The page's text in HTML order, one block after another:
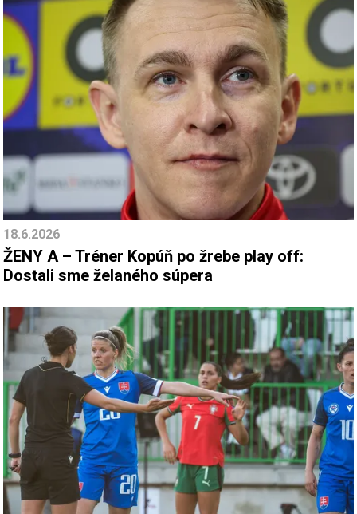
18.6.2026
ŽENY A – Tréner Kopúň po žrebe play off:
Dostali sme želaného súpera